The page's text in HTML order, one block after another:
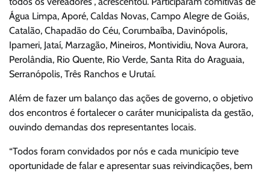
Água Limpa, Aporé, Caldas Novas, Campo Alegre de Goiás,
Catalão, Chapadão do Céu, Corumbaíba, Davinópolis,
Ipameri, Jataí, Marzagão, Mineiros, Montividiu, Nova Aurora,
Perolândia, Rio Quente, Rio Verde, Santa Rita do Araguaia,
Serranópolis, Três Ranchos e Urutaí.
Além de fazer um balanço das ações de governo, o objetivo
dos encontros é fortalecer o caráter municipalista da gestão,
ouvindo demandas dos representantes locais.
“Todos foram convidados por nós e cada município teve
oportunidade de falar e apresentar suas reivindicações, bem